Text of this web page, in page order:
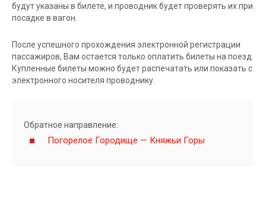
будут указаны в билете, и проводник будет проверять их при
посадке в вагон.
После успешного прохождения электронной регистрации
пассажиров, Вам остается только оплатить билеты на поезд.
Купленные билеты можно будет распечатать или показать с
электронного носителя проводнику.
Обратное направление:
Погорелое Городище — Княжьи Горы